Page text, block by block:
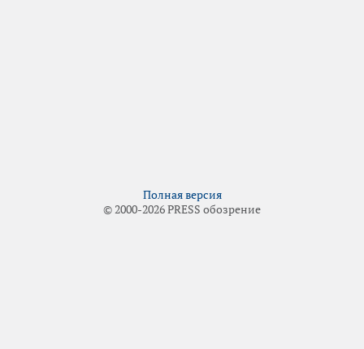
Полная версия
© 2000-2026 PRESS обозрение